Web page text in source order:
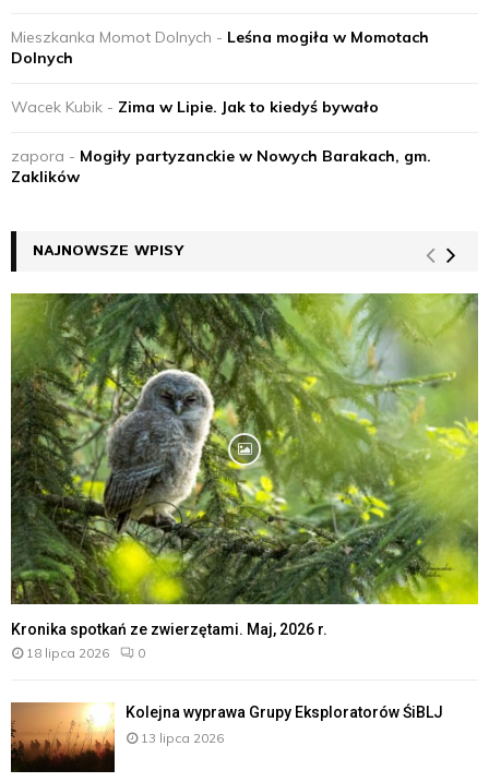
Mieszkanka Momot Dolnych - Leśna mogiła w Momotach
Dolnych
Wacek Kubik - Zima w Lipie. Jak to kiedyś bywało
zapora - Mogiły partyzanckie w Nowych Barakach, gm.
Zaklików
NAJNOWSZE WPISY
Kronika spotkań ze zwierzętami. Maj, 2026 r.
18 lipca 2026 0
Kolejna wyprawa Grupy Eksploratorów ŚiBLJ
13 lipca 2026